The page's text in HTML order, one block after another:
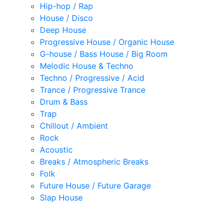
Hip-hop / Rap
House / Disco
Deep House
Progressive House / Organic House
G-house / Bass House / Big Room
Melodic House & Techno
Techno / Progressive / Acid
Trance / Progressive Trance
Drum & Bass
Trap
Chillout / Ambient
Rock
Acoustic
Breaks / Atmospheric Breaks
Folk
Future House / Future Garage
Slap House